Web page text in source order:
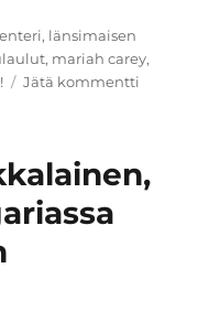
, länsimaisen
, mariah carey,
Jätä kommentti
kesken